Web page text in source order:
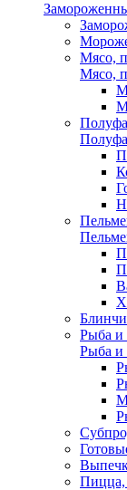
Мясо,
Мясо,
Рыба и
Рыба и
Пицца,